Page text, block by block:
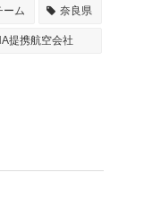
ーム 奈良県
提携航空会社